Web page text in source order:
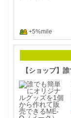
+5%mile